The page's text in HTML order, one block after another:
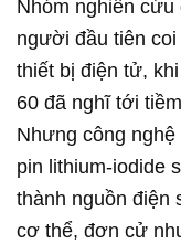
Nhóm nghiên
người đầu tiên
thiết bị điện tử,
60 đã nghĩ tới
Nhưng công
pin lithium-iodide
thành nguồn điện
cơ thể, đơn cử